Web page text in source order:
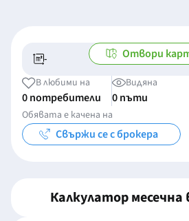
- Отвори
В любими на
0 потребители
Видяна
0 пъти
Обявата е качена на
Свържи се с брокера
Калкулатор месечна